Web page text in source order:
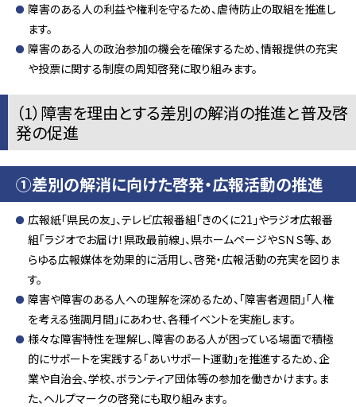
障害のある人の利益や権利を守るため、虐待防止の取組を推進し
ます。
障害のある人の政治参加の機会を確保するため、情報提供の充実
や投票に関する制度の周知啓発に取り組みます。
（1）障害を理由とする差別の解消の推進と普及啓
発の促進
①差別の解消に向けた啓発・広報活動の推進
広報紙「県民の友」、テレビ広報番組「きのくに21」やラジオ広報番
組「ラジオでお届け！県政最前線」、県ホームページやＳＮＳ等、あ
らゆる広報媒体を効果的に活用し、啓発・広報活動の充実を図りま
す。
障害や障害のある人への理解を深めるため、「障害者週間」「人権
を考える強調月間」にあわせ、各種イベントを実施します。
様々な障害特性を理解し、障害のある人が困っている場面で積極
的にサポートを実践する「あいサポート運動」を推進するため、企
業や自治会、学校、ボランティア団体等の参加を働きかけます。ま
た、ヘルプマークの啓発にも取り組みます。